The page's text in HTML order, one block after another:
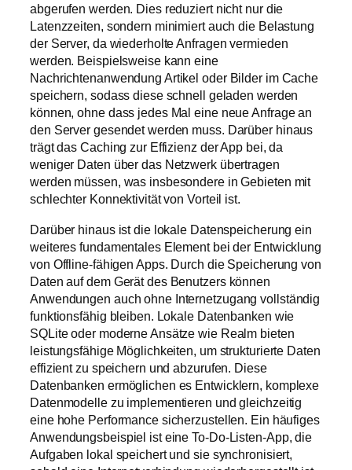
abgerufen werden. Dies reduziert nicht nur die
Latenzzeiten, sondern minimiert auch die Belastung
der Server, da wiederholte Anfragen vermieden
werden. Beispielsweise kann eine
Nachrichtenanwendung Artikel oder Bilder im Cache
speichern, sodass diese schnell geladen werden
können, ohne dass jedes Mal eine neue Anfrage an
den Server gesendet werden muss. Darüber hinaus
trägt das Caching zur Effizienz der App bei, da
weniger Daten über das Netzwerk übertragen
werden müssen, was insbesondere in Gebieten mit
schlechter Konnektivität von Vorteil ist.
Darüber hinaus ist die lokale Datenspeicherung ein
weiteres fundamentales Element bei der Entwicklung
von Offline-fähigen Apps. Durch die Speicherung von
Daten auf dem Gerät des Benutzers können
Anwendungen auch ohne Internetzugang vollständig
funktionsfähig bleiben. Lokale Datenbanken wie
SQLite oder moderne Ansätze wie Realm bieten
leistungsfähige Möglichkeiten, um strukturierte Daten
effizient zu speichern und abzurufen. Diese
Datenbanken ermöglichen es Entwicklern, komplexe
Datenmodelle zu implementieren und gleichzeitig
eine hohe Performance sicherzustellen. Ein häufiges
Anwendungsbeispiel ist eine To-Do-Listen-App, die
Aufgaben lokal speichert und sie synchronisiert,